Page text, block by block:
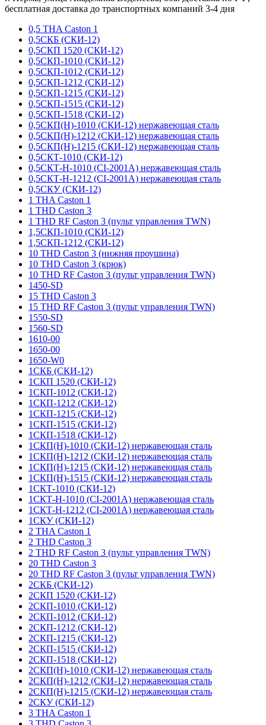
бесплатная доставка до транспортных компаний 3-4 дня
0,5 THA Caston 1
0,5СКБ (СКИ-12)
0,5СКП 1520 (СКИ-12)
0,5СКП-1010 (СКИ-12)
0,5СКП-1012 (СКИ-12)
0,5СКП-1212 (СКИ-12)
0,5СКП-1215 (СКИ-12)
0,5СКП-1515 (СКИ-12)
0,5СКП-1518 (СКИ-12)
0,5СКП(Н)-1010 (СКИ-12) нержавеющая сталь
0,5СКП(Н)-1212 (СКИ-12) нержавеющая сталь
0,5СКП(Н)-1215 (СКИ-12) нержавеющая сталь
0,5СКТ-1010 (СКИ-12)
0,5СКТ-Н-1010 (CI-2001A) нержавеющая сталь
0,5СКТ-Н-1212 (CI-2001A) нержавеющая сталь
0,5СКУ (СКИ-12)
1 THA Caston 1
1 THD Caston 3
1 THD RF Caston 3 (пульт управления TWN)
1,5СКП-1010 (СКИ-12)
1,5СКП-1212 (СКИ-12)
10 THD Caston 3 (нижняя проушина)
10 THD Caston 3 (крюк)
10 THD RF Caston 3 (пульт управления TWN)
1450-SD
15 THD Caston 3
15 THD RF Caston 3 (пульт управления TWN)
1550-SD
1560-SD
1610-00
1650-00
1650-W0
1СКБ (СКИ-12)
1СКП 1520 (СКИ-12)
1СКП-1012 (СКИ-12)
1СКП-1212 (СКИ-12)
1СКП-1215 (СКИ-12)
1СКП-1515 (СКИ-12)
1СКП-1518 (СКИ-12)
1СКП(Н)-1010 (СКИ-12) нержавеющая сталь
1СКП(Н)-1212 (СКИ-12) нержавеющая сталь
1СКП(Н)-1215 (СКИ-12) нержавеющая сталь
1СКП(Н)-1515 (СКИ-12) нержавеющая сталь
1СКТ-1010 (СКИ-12)
1СКТ-Н-1010 (CI-2001A) нержавеющая сталь
1СКТ-Н-1212 (CI-2001A) нержавеющая сталь
1СКУ (СКИ-12)
2 THA Caston 1
2 THD Caston 3
2 THD RF Caston 3 (пульт управления TWN)
20 THD Caston 3
20 THD RF Caston 3 (пульт управления TWN)
2СКБ (СКИ-12)
2СКП 1520 (СКИ-12)
2СКП-1010 (СКИ-12)
2СКП-1012 (СКИ-12)
2СКП-1212 (СКИ-12)
2СКП-1215 (СКИ-12)
2СКП-1515 (СКИ-12)
2СКП-1518 (СКИ-12)
2СКП(Н)-1010 (СКИ-12) нержавеющая сталь
2СКП(Н)-1212 (СКИ-12) нержавеющая сталь
2СКП(Н)-1215 (СКИ-12) нержавеющая сталь
2СКУ (СКИ-12)
3 THA Caston 1